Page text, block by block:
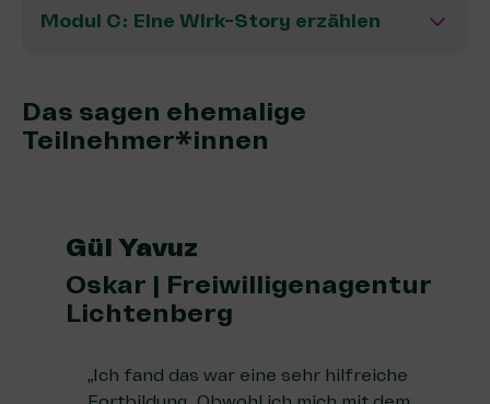
Modul C: Eine Wirk-Story erzählen
Das sagen ehemalige
Teilnehmer*innen
Gül Yavuz
Oskar | Freiwilligenagentur
Lichtenberg
„Ich fand das war eine sehr hilfreiche